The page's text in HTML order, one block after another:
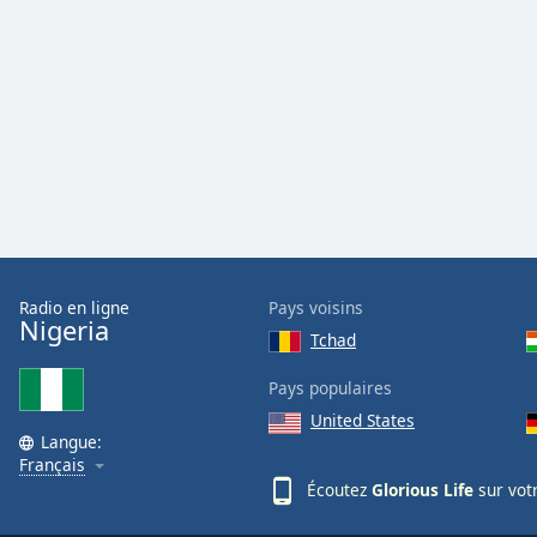
Beginning
dialog
window.
Escape
will
cancel
Radio en ligne
Nigeria
Langue:
Français
Pays voisins
Tchad
Pays populaires
United States
Écoutez Glorious Life sur